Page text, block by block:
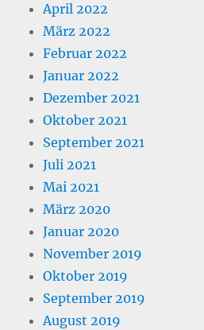
April 2022
März 2022
Februar 2022
Januar 2022
Dezember 2021
Oktober 2021
September 2021
Juli 2021
Mai 2021
März 2020
Januar 2020
November 2019
Oktober 2019
September 2019
August 2019